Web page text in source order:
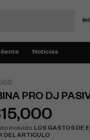
Noticias
PRO DJ
incluido. LOS GASTOS DE
DEL ARTICULO